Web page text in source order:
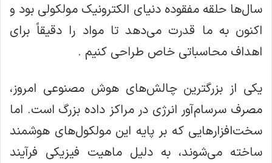
سال‌ها حلقه مفقوده دنیای الکترونیک مولکولی بود و
اکنون به ما قدرت می‌دهد تا مواد را دقیقاً برای
اهداف محاسباتی خاص طراحی کنیم .
یکی از بزرگترین چالش‌های هوش مصنوعی امروز،
مصرف سرسام‌آور انرژی در مراکز داده بزرگ است. اما
سخت‌افزارهایی که بر پایه این مولکول‌های هوشمند
ساخته می‌شوند، به دلیل ماهیت فیزیکی فرآیند